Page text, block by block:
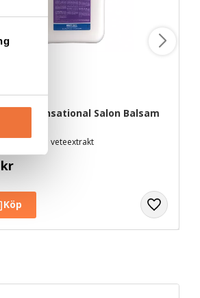
Tech Sensational Salon Balsam
vera och veteextrakt
kr